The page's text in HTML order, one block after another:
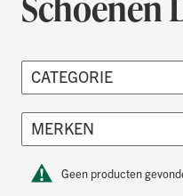
Geen producten